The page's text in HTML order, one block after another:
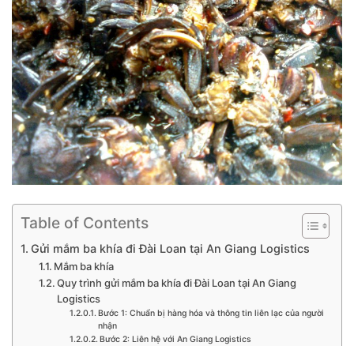
Table of Contents
Gửi mắm ba khía đi Đài Loan tại An Giang Logistics
Mắm ba khía
Quy trình gửi mắm ba khía đi Đài Loan tại An Giang
Logistics
Bước 1: Chuẩn bị hàng hóa và thông tin liên lạc của người
nhận
Bước 2: Liên hệ với An Giang Logistics